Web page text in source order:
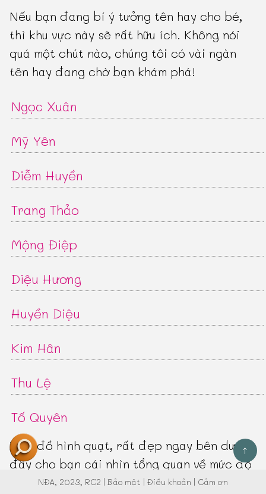
Nếu bạn đang bí ý tưởng tên hay cho bé,
thì khu vực này sẽ rất hữu ích. Không nói
quá một chút nào, chúng tôi có vài ngàn
tên hay đang chờ bạn khám phá!
Ngọc Xuân
Mỹ Yên
Diễm Huyền
Trang Thảo
Mộng Điệp
Diệu Hương
Huyền Diệu
Kim Hân
Thu Lệ
Tố Quyên
Biểu đồ hình quạt, rất đẹp ngay bên dưới
đây cho bạn cái nhìn tổng quan về mức độ
phổ biến của từng tên mà chúng tôi gợi ý:
↑
NĐA, 2023, RC2 | Bảo mật | Điều khoản | Cảm ơn